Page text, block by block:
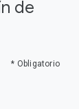
de
* Obligatorio